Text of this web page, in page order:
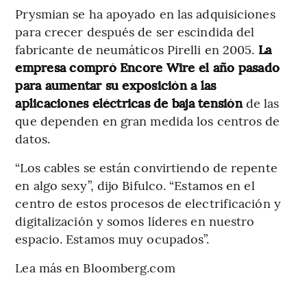
Prysmian se ha apoyado en las adquisiciones
para crecer después de ser escindida del
fabricante de neumáticos Pirelli en 2005. La
empresa compró Encore Wire el año pasado
para aumentar su exposición a las
aplicaciones eléctricas de baja tensiónde las
que dependen en gran medida los centros de
datos.
“Los cables se están convirtiendo de repente
en algo sexy”, dijo Bifulco. “Estamos en el
centro de estos procesos de electrificación y
digitalización y somos líderes en nuestro
espacio. Estamos muy ocupados”.
Lea más en Bloomberg.com